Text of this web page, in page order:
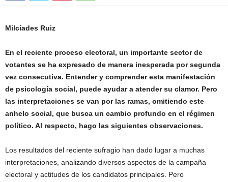
Milcíades Ruiz
En el reciente proceso electoral, un importante sector de
votantes se ha expresado de manera inesperada por segunda
vez consecutiva. Entender y comprender esta manifestación
de psicología social, puede ayudar a atender su clamor. Pero
las interpretaciones se van por las ramas, omitiendo este
anhelo social, que busca un cambio profundo en el régimen
político. Al respecto, hago las siguientes observaciones.
Los resultados del reciente sufragio han dado lugar a muchas
interpretaciones, analizando diversos aspectos de la campaña
electoral y actitudes de los candidatos principales. Pero